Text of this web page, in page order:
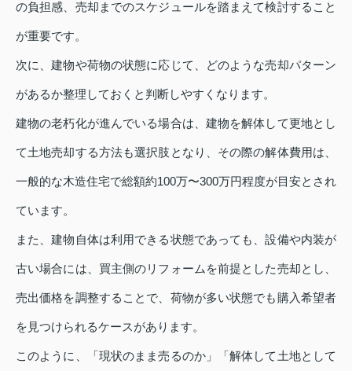
の負担感、売却までのスケジュールを踏まえて検討すること
が重要です。
次に、建物や荷物の状態に応じて、どのような売却パターン
があるか整理しておくと判断しやすくなります。
建物の老朽化が進んでいる場合は、建物を解体して更地とし
て土地売却する方法も選択肢となり、その際の解体費用は、
一般的な木造住宅で総額約100万〜300万円程度が目安とされ
ています。
また、建物自体は利用できる状態であっても、設備や内装が
古い場合には、買主側のリフォームを前提とした売却とし、
売出価格を調整することで、荷物が多い状態でも購入希望者
を見つけられるケースがあります。
このように、「現状のまま売るのか」「解体して土地として